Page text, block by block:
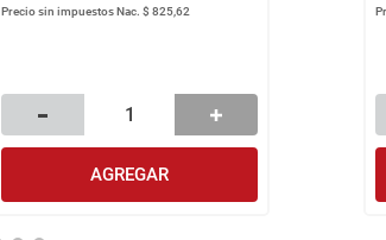
Precio sin impuestos Nac.$ 825,62
AGREGAR